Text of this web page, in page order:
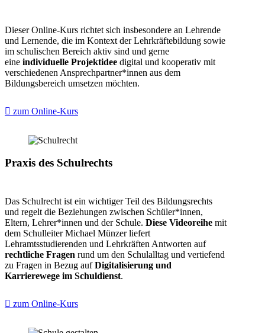
Dieser Online-Kurs richtet sich insbesondere an Lehrende
und Lernende, die im Kontext der Lehrkräftebildung sowie
im schulischen Bereich aktiv sind und gerne
eine individuelle Projektidee digital und kooperativ mit
verschiedenen Ansprechpartner*innen aus dem
Bildungsbereich umsetzen möchten.
zum Online-Kurs
Praxis des Schulrechts
Das Schulrecht ist ein wichtiger Teil des Bildungsrechts
und regelt die Beziehungen zwischen Schüler*innen,
Eltern, Lehrer*innen und der Schule. Diese Videoreihe mit
dem Schulleiter Michael Münzer liefert
Lehramtsstudierenden und Lehrkräften Antworten auf
rechtliche Fragen rund um den Schulalltag und vertiefend
zu Fragen in Bezug aufDigitalisierung und
Karrierewege im Schuldienst.
zum Online-Kurs